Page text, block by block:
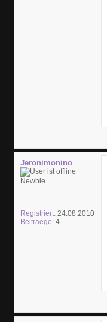
Jeronimonino
Newbie
Registriert: 24.08.2010
Beitraege: 4